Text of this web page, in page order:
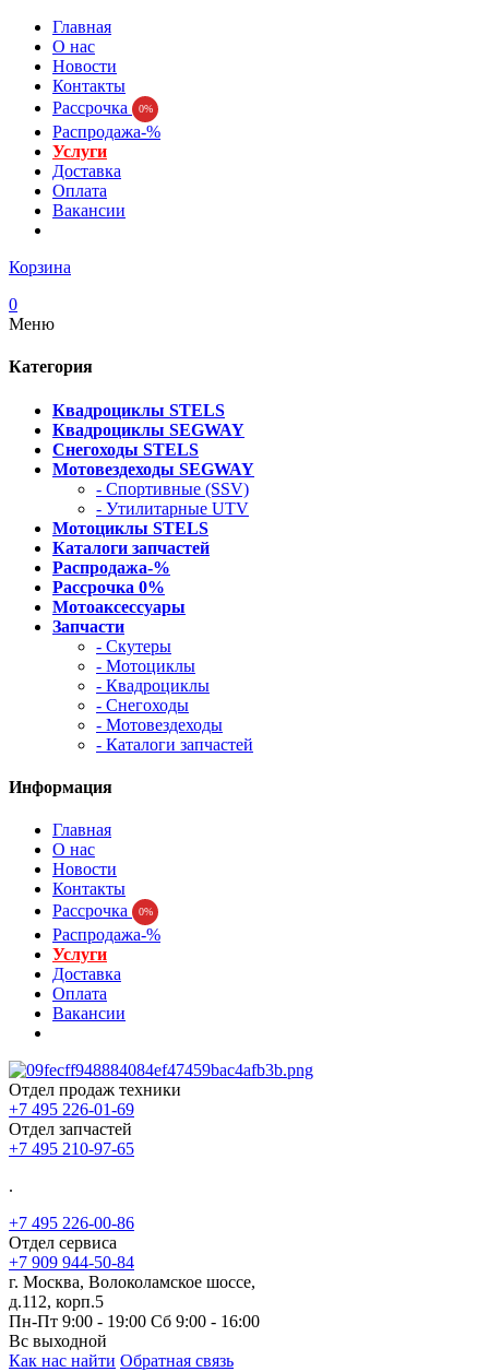
Главная
О нас
Новости
Контакты
Рассрочка
0%
Распродажа-%
Услуги
Доставка
Оплата
Вакансии
Корзина
0
Меню
Категория
Квадроциклы STELS
Квадроциклы SEGWAY
Снегоходы STELS
Мотовездеходы SEGWAY
- Спортивные (SSV)
- Утилитарные UTV
Мотоциклы STELS
Каталоги запчастей
Распродажа-%
Рассрочка 0%
Мотоаксессуары
Запчасти
- Скутеры
- Мотоциклы
- Квадроциклы
- Снегоходы
- Мотовездеходы
- Каталоги запчастей
Информация
Главная
О нас
Новости
Контакты
Рассрочка
0%
Распродажа-%
Услуги
Доставка
Оплата
Вакансии
Отдел продаж техники
+7 495 226-01-69
Отдел запчастей
+7 495 210-97-65
.
+7 495 226-00-86
Отдел сервиса
+7 909 944-50-84
г. Москва, Волоколамское шоссе,
д.112, корп.5
Пн-Пт 9:00 - 19:00 Сб 9:00 - 16:00
Вс выходной
Как нас найти Обратная связь